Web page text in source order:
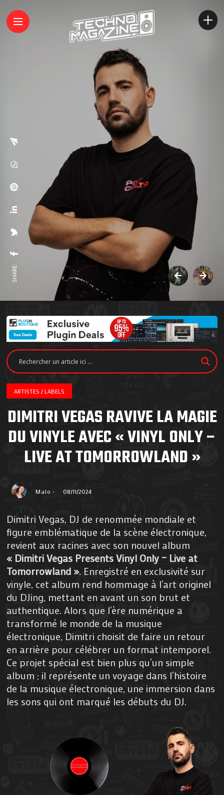
SHARE:
ARTISTES / LABELS
DIMITRI VEGAS RAVIVE LA MAGIE
DU VINYLE AVEC « VINYL ONLY –
LIVE AT TOMORROWLAND »
Malo 08/11/2024
Dimitri Vegas, DJ de renommée mondiale et
figure emblématique de la scène électronique,
revient aux racines avec son nouvel album
« Dimitri Vegas Presents Vinyl Only – Live at
Tomorrowland ». Enregistré en exclusivité sur
vinyle, cet album rend hommage à l’art originel
du DJing, mettant en avant un son brut et
authentique. Alors que l’ère numérique a
transformé le monde de la musique
électronique, Dimitri choisit de faire un retour
en arrière pour célébrer un format intemporel.
Ce projet spécial est bien plus qu’un simple
album ; il représente un voyage dans l’histoire
de la musique électronique, une immersion dans
les sons qui ont marqué les débuts du DJ.